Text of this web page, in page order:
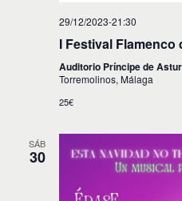
29/12/2023-21:30
I Festival
Auditorio Príncipe de
Torremolinos, Málaga
25€
SÁB
30